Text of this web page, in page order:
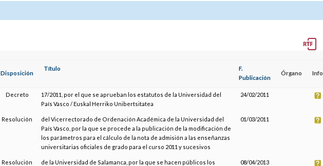
Disposición
Título
F.
Publicación
Órgano Info
Decreto
17/2011, por el que se aprueban los estatutos de la Universidad del
País Vasco / Euskal Herriko Unibertsitatea
24/02/2011
Resolución
del Vicerrectorado de Ordenación Académica de la Universidad del
País Vasco, por la que se procede a la publicación de la modificación de
los parámetros para el cálculo de la nota de admisión a las enseñanzas
universitarias oficiales de grado para el curso 2011 y sucesivos
01/03/2011
Resolución
de la Universidad de Salamanca, por la que se hacen públicos los
08/04/2013